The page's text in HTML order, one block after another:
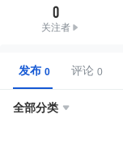
0
关注者
发布 评论
全部分类 